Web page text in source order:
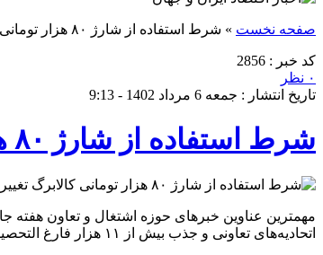
صفحه نخست » شرط استفاده از شارژ ۸۰ هزار تومانی کالابرگ تغییر کرد
کد خبر : 2856
۰ نظر
تاریخ انتشار : جمعه 6 مرداد 1402 - 9:13
شرط استفاده از شارژ ۸۰ هزار تومانی کالابرگ تغییر کرد
اتحادیه‌های تعاونی و جذب بیش از ۱۱ هزار فارغ التحصیل دانشگاهی از طریق کاریابی‌ها اختصاص داشت.